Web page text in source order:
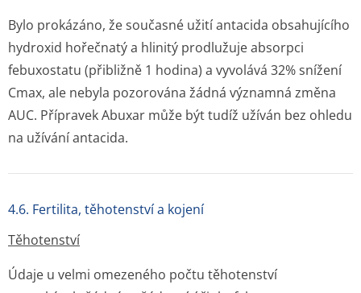
Bylo prokázáno, že současné užití antacida obsahujícího
hydroxid hořečnatý a hlinitý prodlužuje absorpci
febuxostatu (přibližně 1 hodina) a vyvolává 32% snížení
Cmax, ale nebyla pozorována žádná významná změna
AUC. Přípravek Abuxar může být tudíž užíván bez ohledu
na užívání antacida.
4.6. Fertilita, těhotenství a kojení
Těhotenství
Údaje u velmi omezeného počtu těhotenství